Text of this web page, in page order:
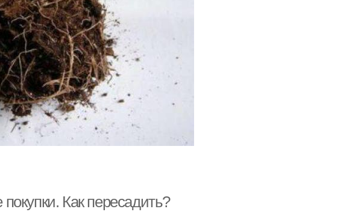
Как пересадить?